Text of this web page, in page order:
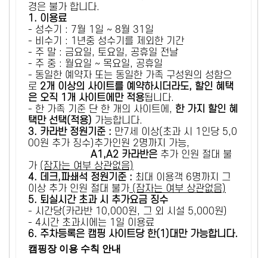
경은 불가 합니다.
1. 이용료
- 성수기 : 7월 1일 ~ 8월 31일
- 비수기 : 1년중 성수기를 제외한 기간
- 주 말 : 금요일, 토요일, 공휴일 전날
- 주 중 : 월요일 ~ 목요일, 공휴일
- 동일한 예약자 또는 동일한 가족 구성원의 성함으
로 2개 이상의 사이트를 예약하시더라도, 할인 혜택
은 오직 1개 사이트에만 적용됩니다.
- 한 가족 기준 단 한 개의 사이트에, 한 가지 할인 혜
택만 선택(적용) 가능합니다.
3. 카라반 정원기준 : 만7세 이상(초과 시 1인당 5,0
00원 추가 징수)추가인원 2명까지 가능,
A1,A2 카라반은 추가 인원 절대 불
가 (잠자는 여부 상관없음)
4. 데크,파쇄석 정원기준 : ​최대 이용객 6명까지 그
이상 추가 인원 절대 불가 (잠자는 여부 상관없음)
5. 퇴실시간 초과 시 추가요금 징수
- 시간당(카라반 10,000원, 그 외 시설 5,000원)
- 4시간 초과시에는 1일 이용료
6. 주차등록은 캠핑 사이트당 한(1)대만 가능합니다.
캠핑장 이용 수칙 안내